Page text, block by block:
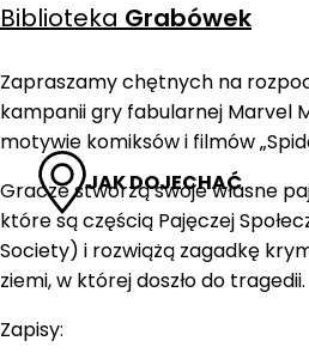
JAK DOJECHAĆ
Biblioteka Grabówek
Zapraszamy chętnych na
kampanii gry fabularnej Marvel
motywie komiksów i filmów
Gracze stworzą swoje własne
które są częścią Pajęczej
Society) i rozwiążą zagadkę
ziemi, w której doszło do tragedii.
Zapisy: